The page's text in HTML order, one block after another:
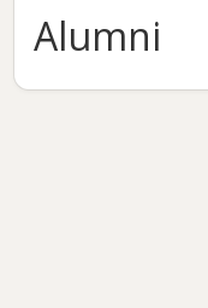
Alumni